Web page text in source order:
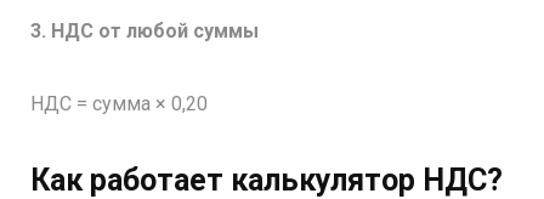
3. НДС от любой суммы
НДС = сумма × 0,20
Как работает калькулятор НДС?